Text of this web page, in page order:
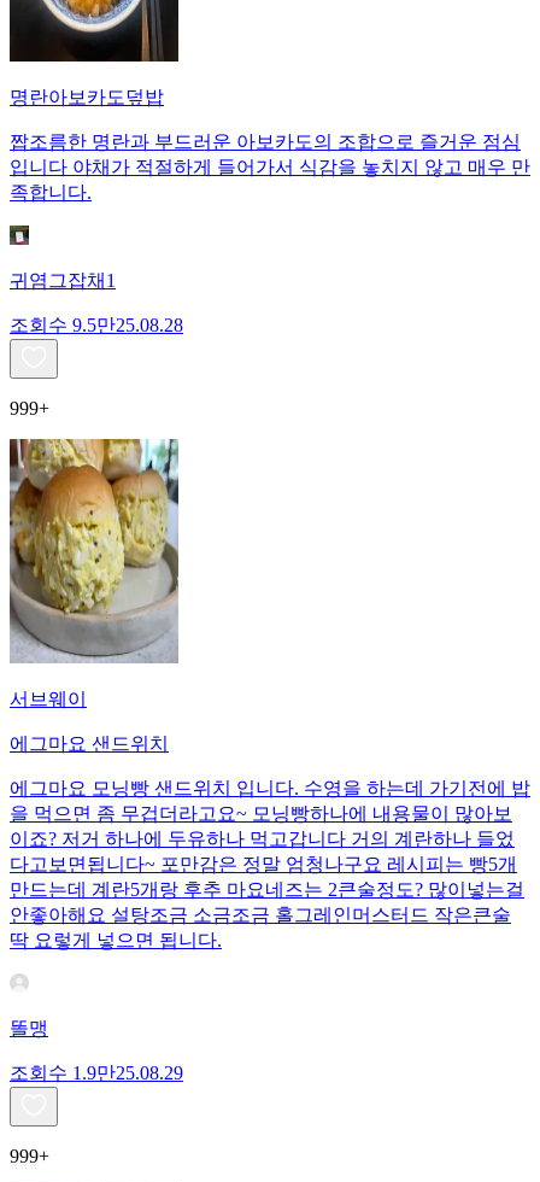
명란아보카도덮밥
짭조름한 명란과 부드러운 아보카도의 조합으로 즐거운 점심
입니다 야채가 적절하게 들어가서 식감을 놓치지 않고 매우 만
족합니다.
귀염그잡채1
조회수 9.5만25.08.28
999+
서브웨이
에그마요 샌드위치
에그마요 모닝빵 샌드위치 입니다. 수영을 하는데 가기전에 밥
을 먹으면 좀 무겁더라고요~ 모닝빵하나에 내용물이 많아보
이죠? 저거 하나에 두유하나 먹고갑니다 거의 계란하나 들었
다고보면됩니다~ 포만감은 정말 엄청나구요 레시피는 빵5개
만드는데 계란5개랑 후추 마요네즈는 2큰술정도? 많이넣는걸
안좋아해요 설탕조금 소금조금 홀그레인머스터드 작은큰술
딱 요렇게 넣으면 됩니다.
똘맹
조회수 1.9만25.08.29
999+